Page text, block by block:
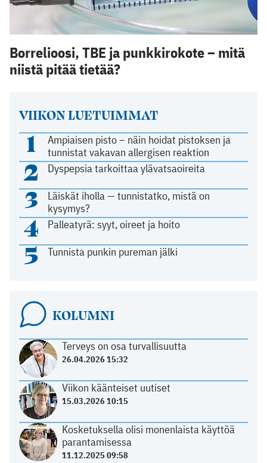
VIIKON LUETUIMMAT
1
Ampiaisen pisto – näin hoidat pistoksen ja
tunnistat vakavan allergisen reaktion
2 Dyspepsia tarkoittaa ylävatsaoireita
3
Läiskät iholla — tunnistatko, mistä on
kysymys?
4 Palleatyrä: syyt, oireet ja hoito
5 Tunnista punkin pureman jälki
KOLUMNI
Terveys on osa turvallisuutta
26.04.2026 15:32
Viikon käänteiset uutiset
15.03.2026 10:15
Kosketuksella olisi monenlaista käyttöä
parantamisessa
11.12.2025 09:58
Borrelioosi, TBE ja punkkirokote – mitä
niistä pitää tietää?